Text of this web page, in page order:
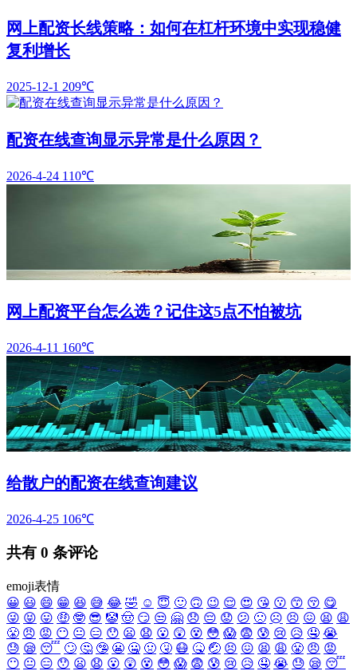
网上配资长线策略：如何在杠杆环境中实现稳健
复利增长
2025-12-1 209℃
配资在线查询显示异常是什么原因？
2026-4-24 110℃
网上配资平台怎么选？记住这5点不怕被坑
2026-4-11 160℃
给散户的配资在线查询建议
2026-4-25 106℃
共有 0 条评论
emoji表情
😀 😃 😄 😁 😆 😅 😂 🤣 ☺️ 😇 🙂 🙃 😉 😌 😍 😘 😗 😙 😚 😋
😜 😝 😛 🤑 🤓 😎 🤡 🤠 😏 😒 🤗 😞 😔 😟 😕 🙁 ☹️ 😣 😖 😫 😩
😤 😠 😡 😶 😐 😑 😯 😦 😧 😮 😲 😵 😳 😱 😨 😰 😢 😥 🤤 😭
😓 😪 😴 🙄 🤔 🤥 😬 🤐 🤢 🤧 😷 🤒 🤕 😣 😖 😫 😩 😤 😠 😡
😶 😐 😑 😯 😦 😧 😮 😲 😵 😳 😱 😨 😰 😢 😥 🤤 😭 😓 😪 😴